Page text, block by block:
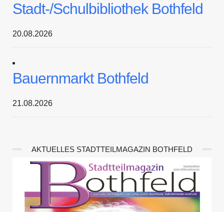
Stadt-/Schulbibliothek Bothfeld
20.08.2026
Bauernmarkt Bothfeld
21.08.2026
AKTUELLES STADTTEILMAGAZIN BOTHFELD